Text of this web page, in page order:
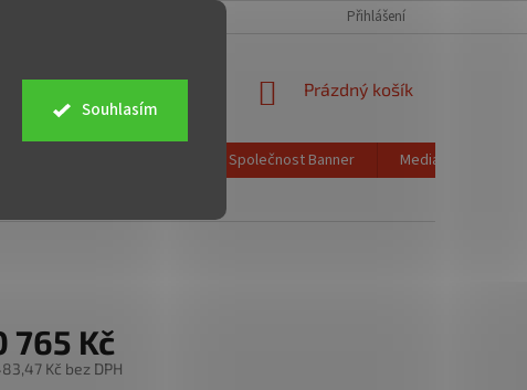
Souhlasím
ZPĚTNÝ ODBĚR
Přihlášení
NÁKUPNÍ
Prázdný košík
Společnost Banner Media info
765 Kč
Kč bez DPH